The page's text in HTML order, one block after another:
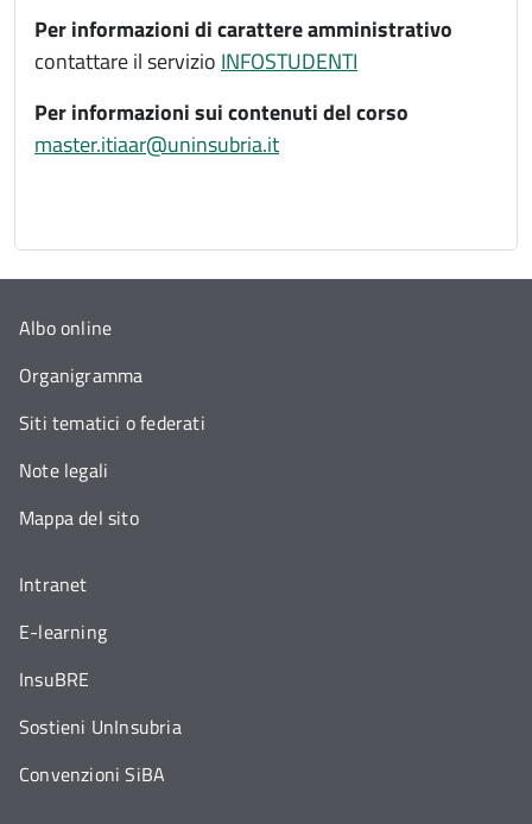
Per informazioni di carattere amministrativo
contattare il servizio INFOSTUDENTI
Per informazioni sui contenuti del corso
master.itiaar@uninsubria.it
Albo online
Organigramma
Siti tematici o federati
Note legali
Mappa del sito
Intranet
E-learning
InsuBRE
Sostieni UnInsubria
Convenzioni SiBA